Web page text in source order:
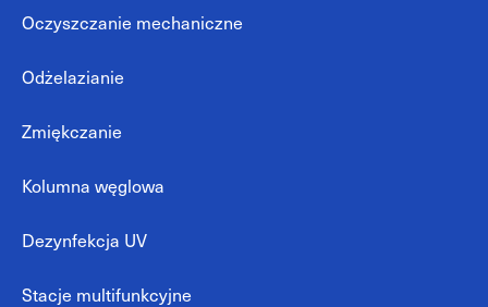
Oczyszczanie mechaniczne
Odżelazianie
Zmiękczanie
Kolumna węglowa
Dezynfekcja UV
Stacje multifunkcyjne